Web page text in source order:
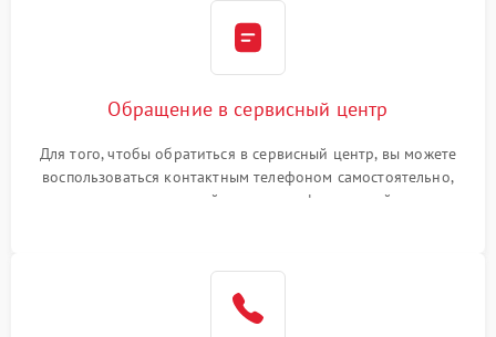
Обращение в сервисный центр
Для того, чтобы обратиться в сервисный центр, вы можете
воспользоваться контактным телефоном самостоятельно,
или оставить свой номер телефона на сайте